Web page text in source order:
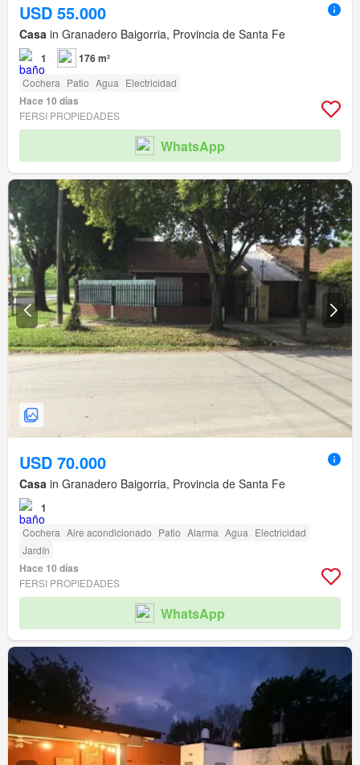
USD 55.000
Casa in Granadero Baigorria, Provincia de Santa Fe
1 176 m²
Cochera Patio Agua Electricidad
Hace 10 días
FERSI PROPIEDADES
WhatsApp
USD 70.000
Casa in Granadero Baigorria, Provincia de Santa Fe
1
Cochera Aire acondicionado Patio Alarma Agua Electricidad
Jardín
Hace 10 días
FERSI PROPIEDADES
WhatsApp